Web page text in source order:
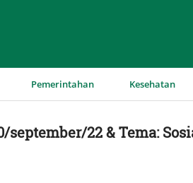
Pemerintahan Kesehatan
september/22 & Tema: